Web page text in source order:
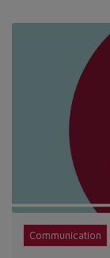
Communication